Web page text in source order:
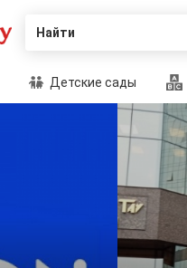
Найти
Детские сады